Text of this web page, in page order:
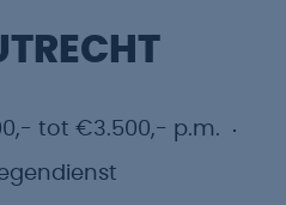
tot €3.500,- p.m.